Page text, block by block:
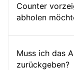
Counter
abholen
Muss ich das
zurückgeben?